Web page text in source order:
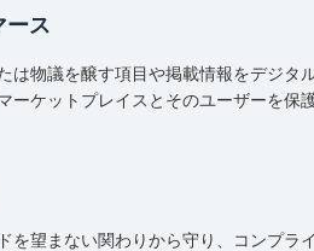
ース
は物議を醸す項目や掲載情報をデジタ
ーケットプレイスとそのユーザーを保
を望まない関わりから守り、コンプラ